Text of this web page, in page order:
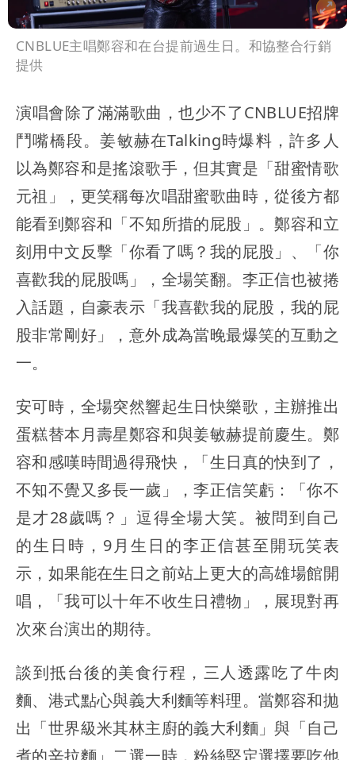
CNBLUE主唱鄭容和在台提前過生日。和協整合行銷
提供
演唱會除了滿滿歌曲，也少不了CNBLUE招牌
鬥嘴橋段。姜敏赫在Talking時爆料，許多人
以為鄭容和是搖滾歌手，但其實是「甜蜜情歌
元祖」，更笑稱每次唱甜蜜歌曲時，從後方都
能看到鄭容和「不知所措的屁股」。鄭容和立
刻用中文反擊「你看了嗎？我的屁股」、「你
喜歡我的屁股嗎」，全場笑翻。李正信也被捲
入話題，自豪表示「我喜歡我的屁股，我的屁
股非常剛好」，意外成為當晚最爆笑的互動之
一。
安可時，全場突然響起生日快樂歌，主辦推出
蛋糕替本月壽星鄭容和與姜敏赫提前慶生。鄭
容和感嘆時間過得飛快，「生日真的快到了，
不知不覺又多長一歲」，李正信笑虧：「你不
是才28歲嗎？」逗得全場大笑。被問到自己
的生日時，9月生日的李正信甚至開玩笑表
示，如果能在生日之前站上更大的高雄場館開
唱，「我可以十年不收生日禮物」，展現對再
次來台演出的期待。
談到抵台後的美食行程，三人透露吃了牛肉
麵、港式點心與義大利麵等料理。當鄭容和拋
出「世界級米其林主廚的義大利麵」與「自己
煮的辛拉麵」二選一時，粉絲堅定選擇要吃他